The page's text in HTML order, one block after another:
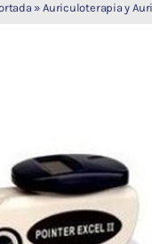
»Auriculoterapia y